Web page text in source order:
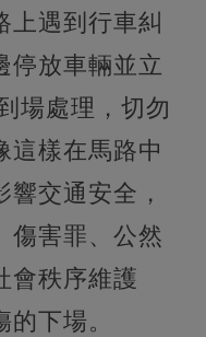
上遇到行車糾
停放車輛並立
場處理，切勿
這樣在馬路中
交通安全，
傷害罪、公然
會秩序維護
下場。